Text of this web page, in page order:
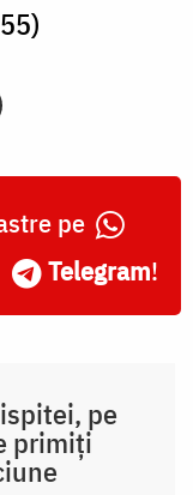
pe
Telegram!
pe
primiți